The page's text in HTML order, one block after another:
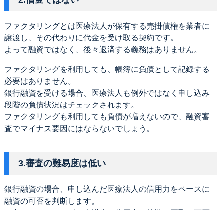
ファクタリングとは医療法人が保有する売掛債権を業者に
譲渡し、その代わりに代金を受け取る契約です。
よって融資ではなく、後々返済する義務はありません。
ファクタリングを利用しても、帳簿に負債として記録する
必要はありません。
銀行融資を受ける場合、医療法人も例外ではなく申し込み
段階の負債状況はチェックされます。
ファクタリングも利用しても負債が増えないので、融資審
査でマイナス要因にはならないでしょう。
3.審査の難易度は低い
銀行融資の場合、申し込んだ医療法人の信用力をベースに
融資の可否を判断します。